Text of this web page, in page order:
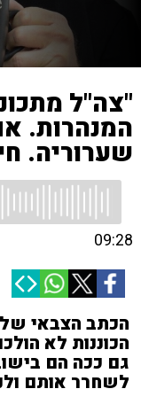
"צה"ל
המנהרות.
שערוריה.
09:28
הכתב הצבאי
הכוננות לא
גם ככה הם
לשחרר אותם